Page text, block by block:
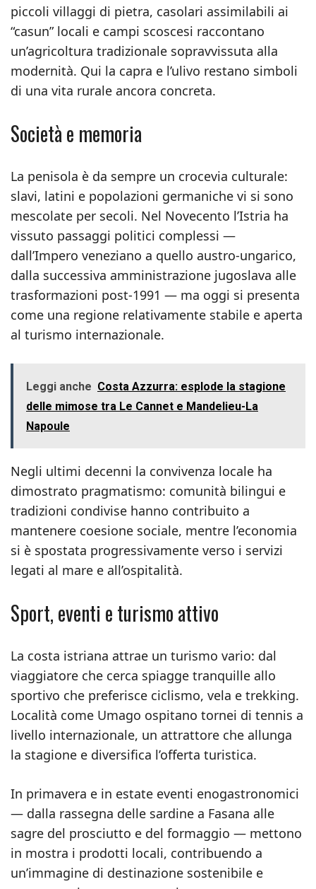
piccoli villaggi di pietra, casolari assimilabili ai
“casun” locali e campi scoscesi raccontano
un’agricoltura tradizionale sopravvissuta alla
modernità. Qui la capra e l’ulivo restano simboli
di una vita rurale ancora concreta.
Società e memoria
La penisola è da sempre un crocevia culturale:
slavi, latini e popolazioni germaniche vi si sono
mescolate per secoli. Nel Novecento l’Istria ha
vissuto passaggi politici complessi —
dall’Impero veneziano a quello austro-ungarico,
dalla successiva amministrazione jugoslava alle
trasformazioni post-1991 — ma oggi si presenta
come una regione relativamente stabile e aperta
al turismo internazionale.
Leggi anche Costa Azzurra: esplode la stagione
delle mimose tra Le Cannet e Mandelieu-La
Napoule
Negli ultimi decenni la convivenza locale ha
dimostrato pragmatismo: comunità bilingui e
tradizioni condivise hanno contribuito a
mantenere coesione sociale, mentre l’economia
si è spostata progressivamente verso i servizi
legati al mare e all’ospitalità.
Sport, eventi e turismo attivo
La costa istriana attrae un turismo vario: dal
viaggiatore che cerca spiagge tranquille allo
sportivo che preferisce ciclismo, vela e trekking.
Località come Umago ospitano tornei di tennis a
livello internazionale, un attrattore che allunga
la stagione e diversifica l’offerta turistica.
In primavera e in estate eventi enogastronomici
— dalla rassegna delle sardine a Fasana alle
sagre del prosciutto e del formaggio — mettono
in mostra i prodotti locali, contribuendo a
un’immagine di destinazione sostenibile e